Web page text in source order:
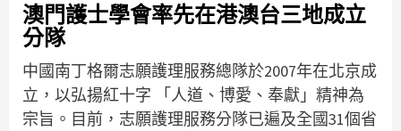
澳門護士學會率先在港澳台三地成立
分隊
中國南丁格爾志願護理服務總隊於2007年在北京成
立，以弘揚紅十字 「人道、博愛、奉獻」精神為
宗旨。目前，志願護理服務分隊已遍及全國31個省